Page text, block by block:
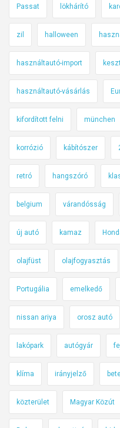
Passat lökhárító
zil halloween
használtautó-import
használtautó-vásárlás
kifordított felni münchen
korrózió kábítószer
retró hangszóró
belgium várandósság
új autó kamaz
olajfüst olajfogyasztás
Portugália emelkedő
nissan ariya orosz autó
lakópark autógyár
klíma irányjelző
közterület Magyar Közút